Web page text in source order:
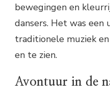
bewegingen en
dansers. Het was een
traditionele muziek
en te zien.
Avontuur in de